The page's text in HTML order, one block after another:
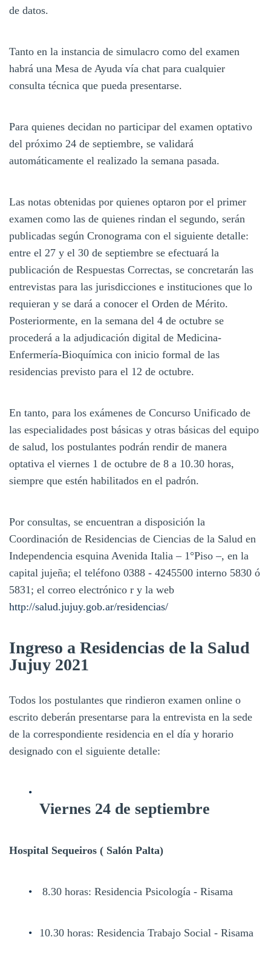
de datos.
Tanto en la instancia de simulacro como del examen
habrá una Mesa de Ayuda vía chat para cualquier
consulta técnica que pueda presentarse.
Para quienes decidan no participar del examen optativo
del próximo 24 de septiembre, se validará
automáticamente el realizado la semana pasada.
Las notas obtenidas por quienes optaron por el primer
examen como las de quienes rindan el segundo, serán
publicadas según Cronograma con el siguiente detalle:
entre el 27 y el 30 de septiembre se efectuará la
publicación de Respuestas Correctas, se concretarán las
entrevistas para las jurisdicciones e instituciones que lo
requieran y se dará a conocer el Orden de Mérito.
Posteriormente, en la semana del 4 de octubre se
procederá a la adjudicación digital de Medicina-
Enfermería-Bioquímica con inicio formal de las
residencias previsto para el 12 de octubre.
En tanto, para los exámenes de Concurso Unificado de
las especialidades post básicas y otras básicas del equipo
de salud, los postulantes podrán rendir de manera
optativa el viernes 1 de octubre de 8 a 10.30 horas,
siempre que estén habilitados en el padrón.
Por consultas, se encuentran a disposición la
Coordinación de Residencias de Ciencias de la Salud en
Independencia esquina Avenida Italia – 1°Piso –, en la
capital jujeña; el teléfono 0388 - 4245500 interno 5830 ó
5831; el correo electrónico r y la web
http://salud.jujuy.gob.ar/residencias/
Ingreso a Residencias de la Salud
Jujuy 2021
Todos los postulantes que rindieron examen online o
escrito deberán presentarse para la entrevista en la sede
de la correspondiente residencia en el día y horario
designado con el siguiente detalle:
Viernes 24 de septiembre
Hospital Sequeiros ( Salón Palta)
8.30 horas: Residencia Psicología - Risama
10.30 horas: Residencia Trabajo Social - Risama